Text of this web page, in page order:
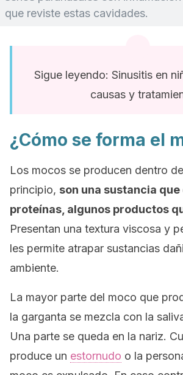
que reviste estas cavidades.
Sigue leyendo: Sinusitis en
causas y
¿Cómo se forma el
Los mocos se producen dentro
principio, son una sustancia que
proteínas, algunos productos
Presentan una textura viscosa y
les permite atrapar sustancias
ambiente.
La mayor parte del moco que
la garganta se mezcla con la
Una parte se queda en la nariz.
produce un estornudo o la